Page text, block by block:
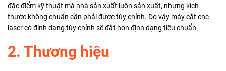
đặc điểm kỹ thuật mà nhà sản xuất luôn sản xuất, nhưng kích
thước không chuẩn cần phải được tùy chỉnh. Do vậy máy cắt cnc
laser có định dạng tùy chỉnh sẽ đắt hơn định dạng tiêu chuẩn.
2. Thương hiệu